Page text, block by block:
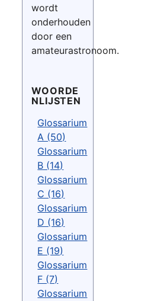
wordt
onderhouden
door een
amateurastronoom.
WOORDE
NLIJSTEN
Glossarium
A (50)
Glossarium
B (14)
Glossarium
C (16)
Glossarium
D (16)
Glossarium
E (19)
Glossarium
F (7)
Glossarium